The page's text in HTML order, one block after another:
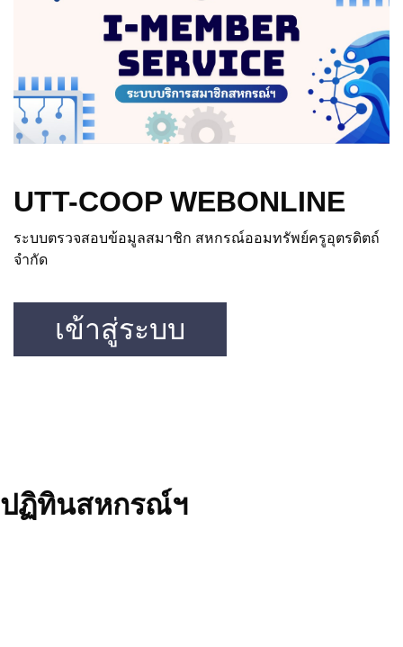
UTT-COOP WEBONLINE
ระบบตรวจสอบข้อมูลสมาชิก สหกรณ์ออมทรัพย์ครูอุตรดิตถ์
จำกัด
เข้าสู่ระบบ
ปฏิทินสหกรณ์ฯ